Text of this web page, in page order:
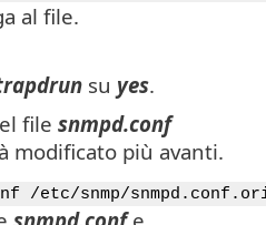
al file.
su yes.
file snmpd.conf
modificato più avanti.
/etc/snmp/
snmpd.confe